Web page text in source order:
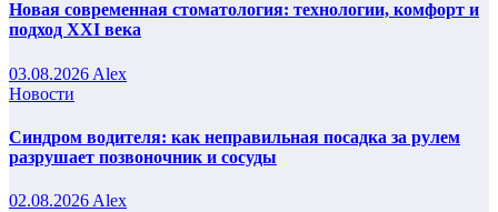
Новая современная стоматология: технологии, комфорт и
подход XXI века
03.08.2026 Alex
Новости
Синдром водителя: как неправильная посадка за рулем
разрушает позвоночник и сосуды
02.08.2026 Alex